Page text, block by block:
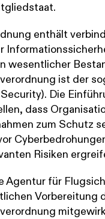
enthält
wesentlicher
ist der
Die
dass
zum Schutz
Risiken
Agentur für
Vorbereitung